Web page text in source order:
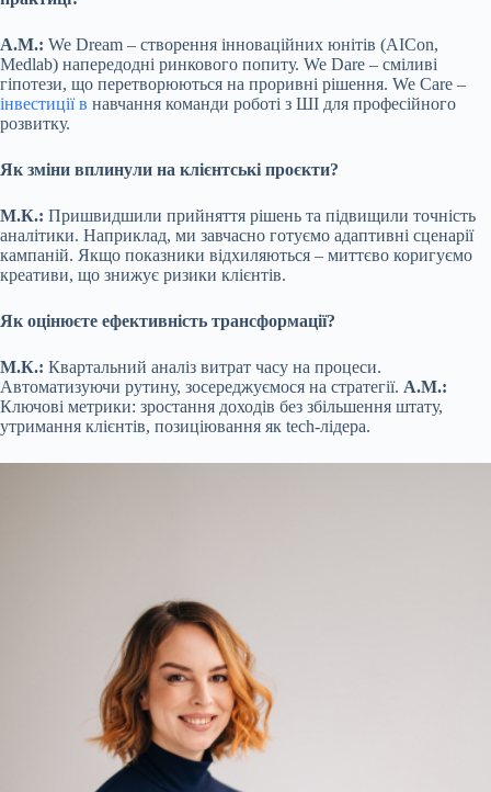
А.М.: We Dream – створення інноваційних юнітів (AICon,
Medlab) напередодні ринкового попиту. We Dare – сміливі
гіпотези, що перетворюються на проривні рішення. We Care –
інвестиції в навчання команди роботі з ШІ для професійного
розвитку.
Як зміни вплинули на клієнтські проєкти?
М.К.: Пришвидшили прийняття рішень та підвищили точність
аналітики. Наприклад, ми завчасно готуємо адаптивні сценарії
кампаній. Якщо показники відхиляються – миттєво коригуємо
креативи, що знижує ризики клієнтів.
Як оцінюєте ефективність трансформації?
М.К.: Квартальний аналіз витрат часу на процеси.
Автоматизуючи рутину, зосереджуємося на стратегії. А.М.:
Ключові метрики: зростання доходів без збільшення штату,
утримання клієнтів, позиціювання як tech-лідера.